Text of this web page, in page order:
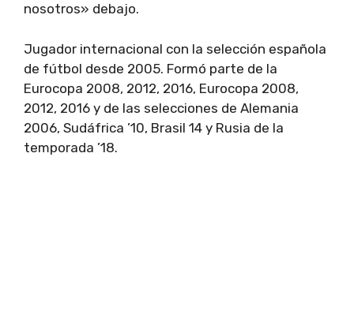
nosotros» debajo.
Jugador internacional con la selección española
de fútbol desde 2005. Formó parte de la
Eurocopa 2008, 2012, 2016, Eurocopa 2008,
2012, 2016 y de las selecciones de Alemania
2006, Sudáfrica ’10, Brasil 14 y Rusia de la
temporada ’18.